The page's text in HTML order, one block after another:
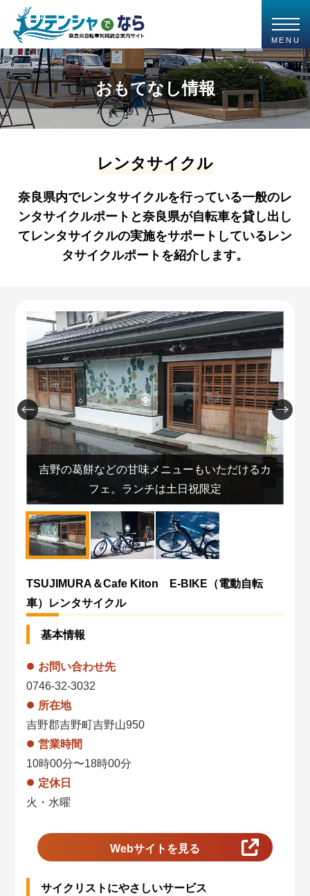
MENU
おもてなし情報
レンタサイクル
奈良県内でレンタサイクルを行っている一般のレ
ンタサイクルポートと奈良県が自転車を貸し出し
てレンタサイクルの実施をサポートしているレン
タサイクルポートを紹介します。
吉野の葛餅などの甘味メニューもいただけるカ
フェ。ランチは土日祝限定
TSUJIMURA＆Cafe Kiton E-BIKE（電動自転
車）レンタサイクル
基本情報
お問い合わせ先
0746-32-3032
所在地
吉野郡吉野町吉野山950
営業時間
10時00分〜18時00分
定休日
火・水曜
Webサイトを見る
サイクリストにやさしいサービス